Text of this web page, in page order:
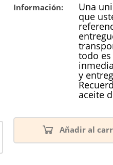
Información:
Una
que
todo
y
aceite
Añadir al